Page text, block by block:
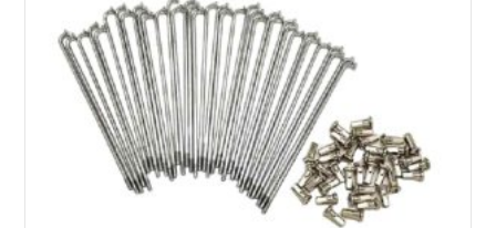
AGGIUNGI AL CARRELLO